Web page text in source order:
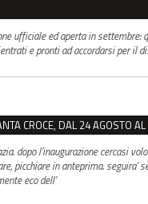
ufficiale ed aperta in settembre:
e pronti ad accordarsi per il
dopo l’inaugurazione cercasi
picchiare in anteprima. seguira’
eco dell’